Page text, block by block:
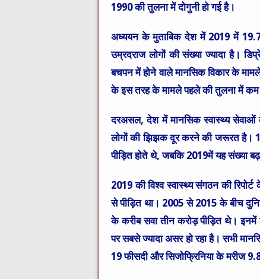
1990 की तुलना में दोगुनी हो गई है।
अध्ययन के मुताबिक देश में 2019 में 19.7
उम्रदराज लोगों की संख्या ज्यादा है।
बचपन में होने वाले मानसिक विकार के
के इस तरह के मामले पहले की तुलना में कम
दरअसल, देश में मानसिक स्वास्थ्य सेवाओं
लोगों की झिझक दूर करने की जरूरत है।
पीड़ित होते थे, जबकि 2019में यह संख्या
2019 की विश्व स्वास्थ्य संगठन की
से पीड़ित था। 2005 से 2015 के बीच
के करीब सवा तीन करोड़ पीड़ित थे। इनमें
पर सबसे ज्यादा असर हो रहा है। सभी
19 फीसदी और सिजोफ्रिनिया के मरीज